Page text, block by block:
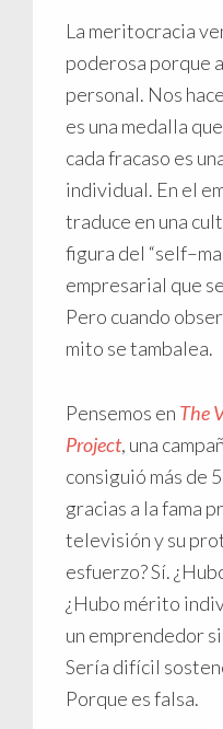
La meritocracia
poderosa porque
personal. Nos
es una medalla
cada fracaso es
individual. En el
traduce en una
figura del
empresarial que
Pero cuando
mito se tambalea.
Pensemos en The
Project, una
consiguió más de
gracias a la fama
televisión y su
esfuerzo? Sí.
¿Hubo mérito
un emprendedor
Sería difícil
Porque es falsa.